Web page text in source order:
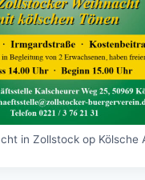
in Zollstock op Kölsche